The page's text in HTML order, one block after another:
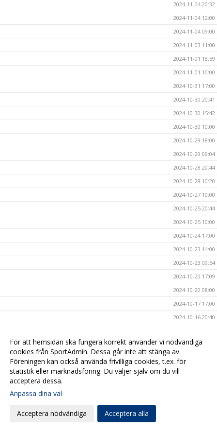
2024-11-04 20:32
2024-11-04 12:00
2024-11-04 09:00
2024-11-03 11:00
2024-11-01 18:59
2024-11-01 10:00
2024-10-31 17:00
2024-10-30 20:41
2024-10-30 15:42
2024-10-30 10:00
2024-10-29 18:00
2024-10-29 09:04
2024-10-28 20:44
2024-10-28 10:20
2024-10-27 10:00
2024-10-25 20:44
2024-10-25 10:00
2024-10-24 17:00
2024-10-23 14:00
2024-10-23 09:54
2024-10-20 17:09
2024-10-20 08:00
2024-10-17 17:00
2024-10-16 20:40
2024-10-15 10:40
2024-10-14 15:47
2024-10-13 19:00
För att hemsidan ska fungera korrekt använder vi nödvändiga
cookies från SportAdmin. Dessa går inte att stänga av.
Föreningen kan också använda frivilliga cookies, t.ex. för
statistik eller marknadsföring. Du väljer själv om du vill
acceptera dessa.
Anpassa dina val
Acceptera nödvändiga Acceptera alla